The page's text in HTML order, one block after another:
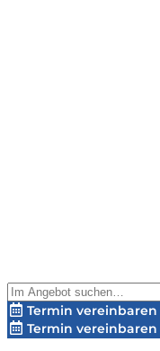
Termin vereinbaren
Termin vereinbaren